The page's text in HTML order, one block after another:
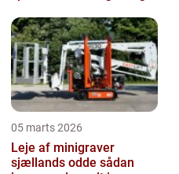
05 marts 2026
Leje af minigraver
sjællands odde sådan